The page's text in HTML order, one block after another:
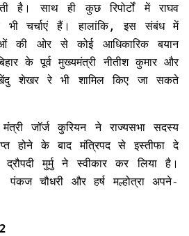
है। साथ ही कुछ रिपोर्टों में राघव
चर्चाएं हैं। हालांकि, इस संबंध में
की ओर से कोई आधिकारिक बयान
के पूर्व मुख्यमंत्री नीतीश कुमार और
शेखर रे भी शामिल किए जा सकते
जॉर्ज कुरियन ने राज्यसभा सदस्य
होने के बाद मंत्रिपद से इस्तीफा दे
द्रौपदी मुर्मु ने स्वीकार कर लिया है।
पंकज चौधरी और हर्ष मल्होत्रा अपने-